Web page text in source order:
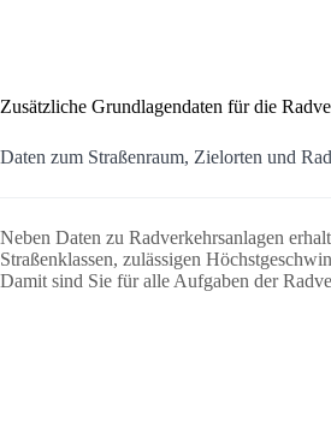
Zusätzliche Grundlagendaten für die
Daten zum Straßenraum, Zielorten und
Neben Daten zu Radverkehrsanlagen
Straßenklassen, zulässigen
Damit sind Sie für alle Aufgaben der